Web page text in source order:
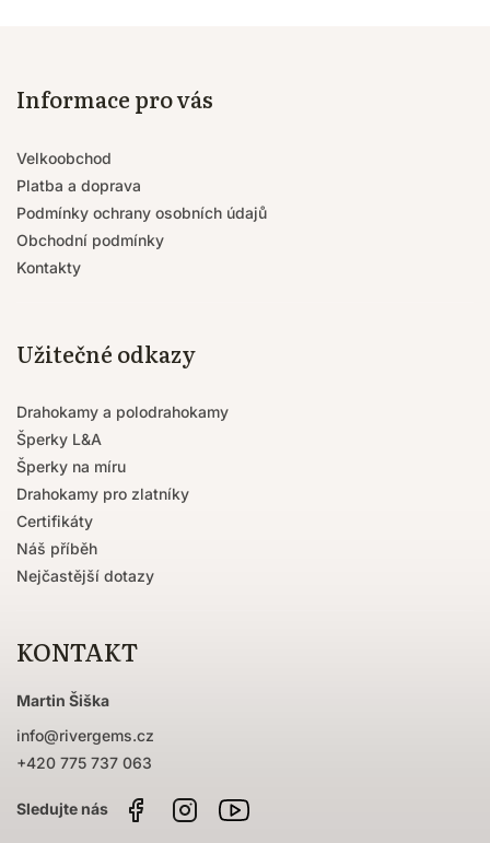
Informace pro vás
Velkoobchod
Platba a doprava
Podmínky ochrany osobních údajů
Obchodní podmínky
Kontakty
Užitečné odkazy
Drahokamy a polodrahokamy
Šperky L&A
Šperky na míru
Drahokamy pro zlatníky
Certifikáty
Náš příběh
Nejčastější dotazy
KONTAKT
Martin Šiška
info@rivergems.cz
+420 775 737 063
FacebookInstagram